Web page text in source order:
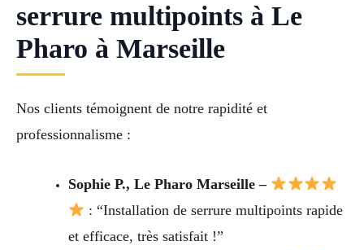
serrure multipoints à Le
Pharo à Marseille
Nos clients témoignent de notre rapidité et
professionnalisme :
Sophie P., Le Pharo Marseille –
: “Installation de serrure multipoints rapide
et efficace, très satisfait !”